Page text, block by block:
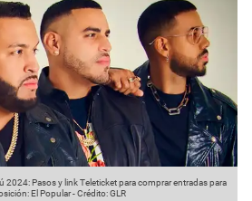
2024: Pasos y link Teleticket para comprar entradas para
El Popular-Crédito: GLR